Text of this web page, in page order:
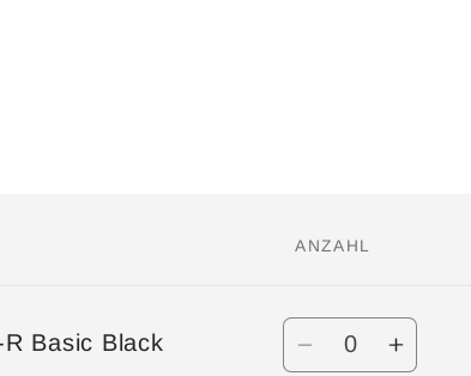
ANZAHL
Basic Black
Anzahl
VerringereErhöhe